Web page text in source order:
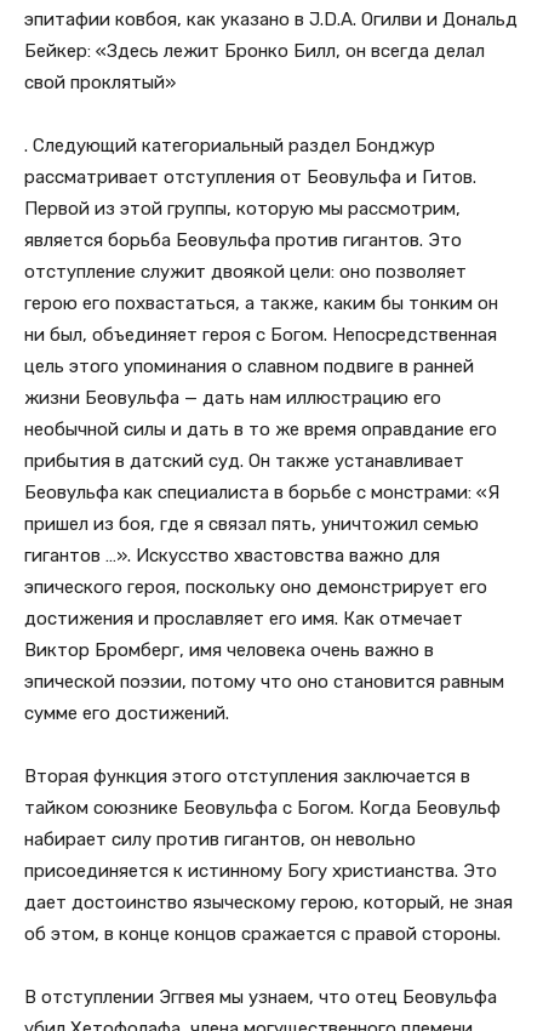
эпитафии ковбоя, как указано в J.D.A. Огилви и Дональд
Бейкер: «Здесь лежит Бронко Билл, он всегда делал
свой проклятый»
. Следующий категориальный раздел Бонджур
рассматривает отступления от Беовульфа и Гитов.
Первой из этой группы, которую мы рассмотрим,
является борьба Беовульфа против гигантов. Это
отступление служит двоякой цели: оно позволяет
герою его похвастаться, а также, каким бы тонким он
ни был, объединяет героя с Богом. Непосредственная
цель этого упоминания о славном подвиге в ранней
жизни Беовульфа — дать нам иллюстрацию его
необычной силы и дать в то же время оправдание его
прибытия в датский суд. Он также устанавливает
Беовульфа как специалиста в борьбе с монстрами: «Я
пришел из боя, где я связал пять, уничтожил семью
гигантов …». Искусство хвастовства важно для
эпического героя, поскольку оно демонстрирует его
достижения и прославляет его имя. Как отмечает
Виктор Бромберг, имя человека очень важно в
эпической поэзии, потому что оно становится равным
сумме его достижений.
Вторая функция этого отступления заключается в
тайком союзнике Беовульфа с Богом. Когда Беовульф
набирает силу против гигантов, он невольно
присоединяется к истинному Богу христианства. Это
дает достоинство языческому герою, который, не зная
об этом, в конце концов сражается с правой стороны.
В отступлении Эггвея мы узнаем, что отец Беовульфа